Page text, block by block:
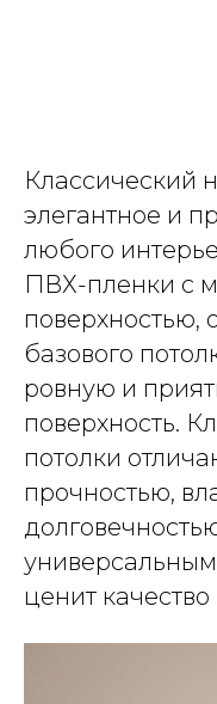
Классический
элегантное и
любого
ПВХ-пленки с
поверхностью,
базового
ровную и
поверхность.
потолки
прочностью,
ценит